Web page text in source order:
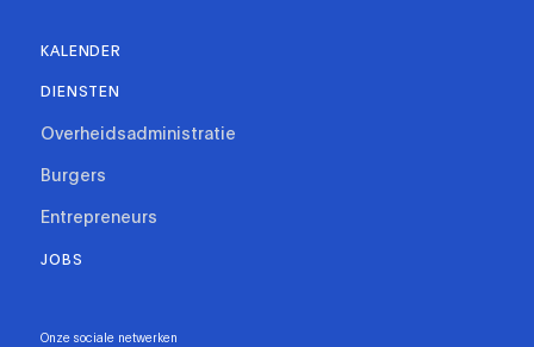
KALENDER
DIENSTEN
Overheidsadministratie
Burgers
Entrepreneurs
JOBS
Onze sociale netwerken